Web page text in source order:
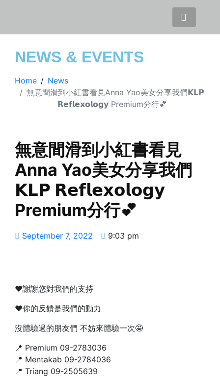
NEWS & EVENTS
Home
News
無意間滑到小紅書看見Anna Yao美女分享我們𝗞𝗟𝗣
𝗥𝗲𝗳𝗹𝗲𝘅𝗼𝗹𝗼𝗴𝘆 Premium分行💕
無意間滑到小紅書看見
Anna Yao美女分享我們
𝗞𝗟𝗣 𝗥𝗲𝗳𝗹𝗲𝘅𝗼𝗹𝗼𝗴𝘆
Premium分行💕
September 7, 2022 9:03 pm
❤️謝謝您對我們的支持
❤️你的反饋是我們的動力
沒體驗過的朋友們 不妨來體驗一次🤩
📍 Premium 09-2783036
📍 Mentakab 09-2784036
📍 Triang 09-2505639